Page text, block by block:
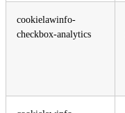
cookielawinfo-
checkbox-analytics